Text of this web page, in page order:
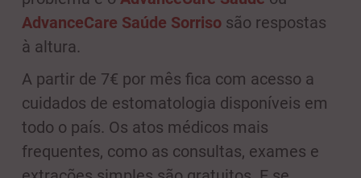
AdvanceCare Saúde Sorriso são respostas
à altura.
A partir de 7€ por mês fica com acesso a
cuidados de estomatologia disponíveis em
todo o país. Os atos médicos mais
frequentes, como as consultas, exames e